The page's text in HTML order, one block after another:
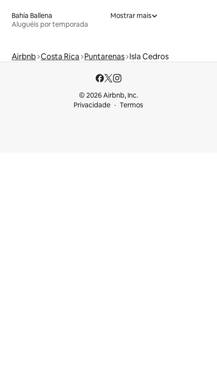
Bahía Ballena
Aluguéis por temporada
Mostrar mais
Airbnb Costa Rica Puntarenas Isla Cedros
© 2026 Airbnb, Inc.
Privacidade
Termos